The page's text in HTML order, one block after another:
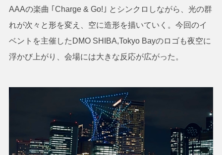
AAAの楽曲 ｢Charge & Go!｣ とシンクロしながら、光の群
れが次々と形を変え、空に造形を描いていく。今回のイ
ベントを主催したDMO SHIBA,Tokyo Bayのロゴも夜空に
浮かび上がり、会場には大きな反応が広がった。